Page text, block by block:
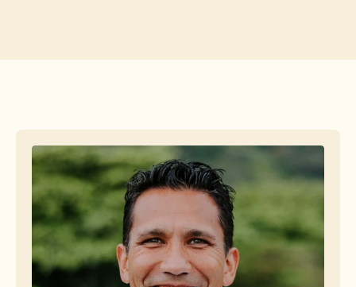
Customer Stories
Help Center
Training